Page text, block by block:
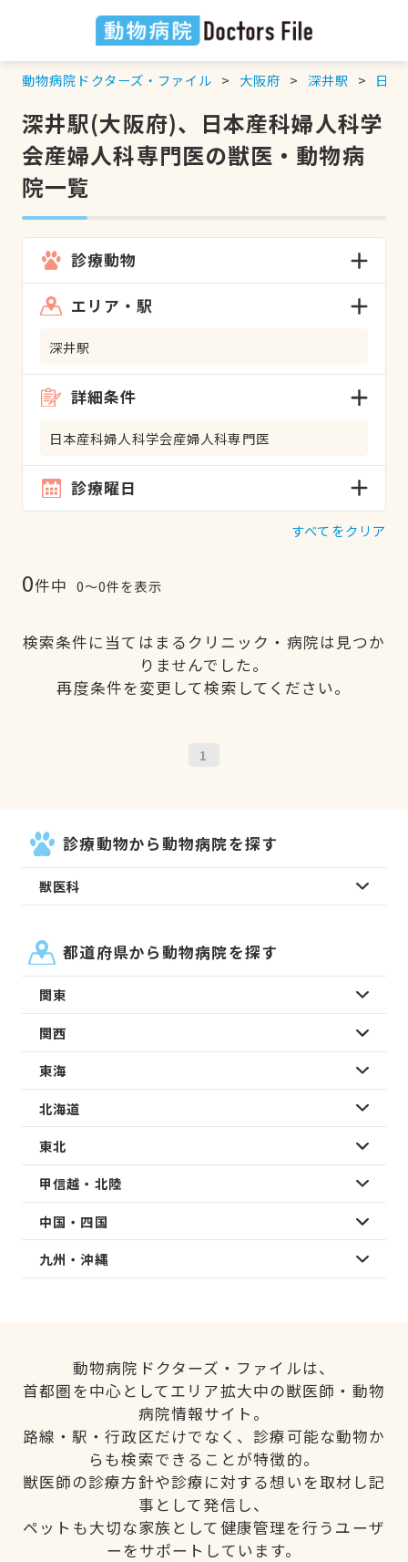
動物病院ドクターズ・ファイル 大阪府 深井駅 日本
深井駅(大阪府)、日本産科婦人科学
会産婦人科専門医の獣医・動物病
院一覧
診療動物
エリア・駅
深井駅
詳細条件
日本産科婦人科学会産婦人科専門医
診療曜日
すべてをクリア
0件中 0〜0件を表示
検索条件に当てはまるクリニック・病院は見つか
りませんでした。
再度条件を変更して検索してください。
1
診療動物から動物病院を探す
獣医科
都道府県から動物病院を探す
関東
関西
東海
北海道
東北
甲信越・北陸
中国・四国
九州・沖縄
動物病院ドクターズ・ファイルは、
首都圏を中心としてエリア拡大中の獣医師・動物
病院情報サイト。
路線・駅・行政区だけでなく、診療可能な動物か
らも検索できることが特徴的。
獣医師の診療方針や診療に対する想いを取材し記
事として発信し、
ペットも大切な家族として健康管理を行うユーザ
ーをサポートしています。